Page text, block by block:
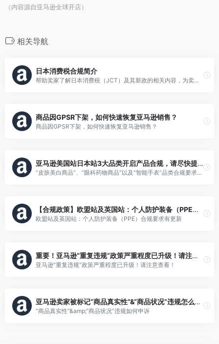
（内容源自亚马逊全球开店）
相关导航
日本消费税合规简介
帮助卖家了解日本消费税（JCT）及其新政的相关内容，为卖家提供JCT合规的行动建议和官方支持。
商品因GPSR下架，如何快速恢复亚马逊销售？
商品因GPSR下架，如何快速恢复亚马逊销售？
亚马逊美国站日本站3大品类开启产品合规，请尽快提交审核文件
“皮肤美白商品”、“眼科药物商品”以及“智能手表”品类合规要求有更新
【合规政策】欧盟站及英国站：个人防护装备（PPE）合规要求有更新，请及时关注
欧盟站及英国站：个人防护装备（PPE）合规要求有更新
重要！亚马逊“重复违规”政策严重程度已升级！请注意查看！
亚马逊“重复违规”政策严重程度已升级！请注意查看！
亚马逊卖家被标记“商品真实性”&“商品状况”违规怎么办？
“商品真实性”&amp;“商品状况”违规如何申诉